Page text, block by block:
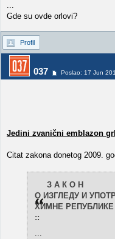
...
Gde su ovde orlovi?
Profil
037 Poslao: 17 Jun
Jedini zvanični emblazon
Citat zakona donetog 2009.
З А К О Н
О ИЗГЛЕДУ И
ХИМНЕ РЕПУБЛИКЕ
::
...